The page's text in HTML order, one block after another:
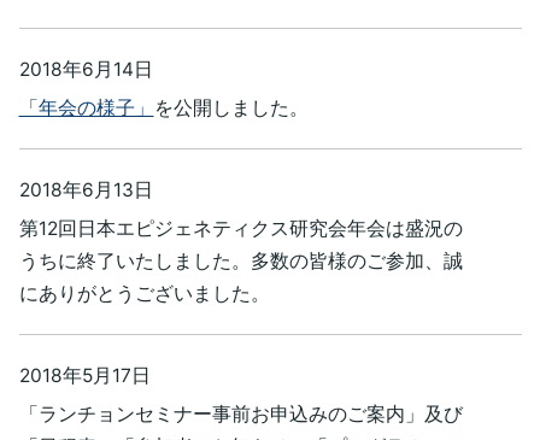
2018年6月14日
「年会の様子」 を公開しました。
2018年6月13日
第12回日本エピジェネティクス研究会年会は盛況の
うちに終了いたしました。多数の皆様のご参加、誠
にありがとうございました。
2018年5月17日
「ランチョンセミナー事前お申込みのご案内」及び